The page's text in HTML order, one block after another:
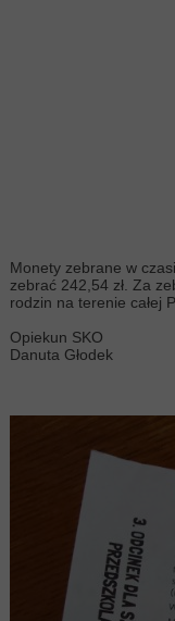
Monety zebrane w
zebrać 242,54 zł. Za
rodzin na terenie całej
Opiekun SKO
Danuta Głodek